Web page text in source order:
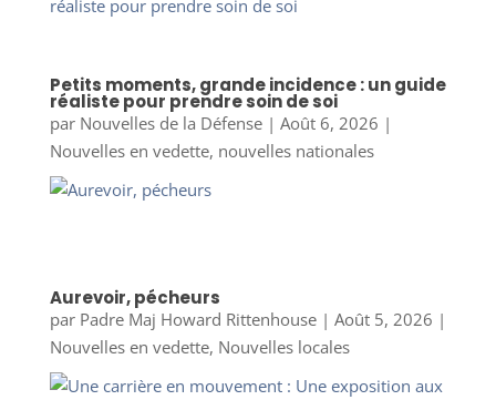
Petits moments, grande incidence : un guide
réaliste pour prendre soin de soi
par Nouvelles de la Défense| Août 6, 2026 |
Nouvelles en vedette, nouvelles nationales
Aurevoir, pécheurs
par Padre Maj Howard Rittenhouse| Août 5, 2026 |
Nouvelles en vedette, Nouvelles locales